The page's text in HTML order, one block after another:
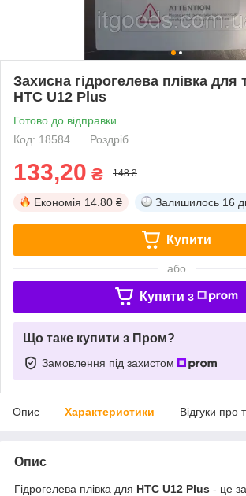
Захисна гідрогелева плівка
HTC U12 Plus
Готово до відправки
Код: 18584
Роздріб
133,20 ₴ 148 ₴
Економія 14.80 ₴ Залишилось 16
Купити
або
Купити з
Що таке купити з Пром?
Замовлення під захистом
Опис Характеристики Відгуки про
Опис
Гідрогелева плівка для HTC U12 Plus - це